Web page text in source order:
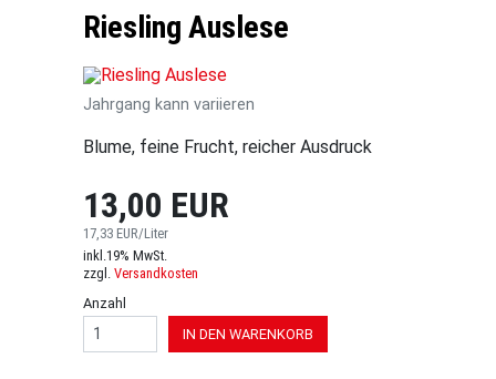
Riesling Auslese
Blume, feine Frucht, reicher Ausdruck
13,00 EUR
17,33 EUR/Liter
inkl.19% MwSt.
zzgl. Versandkosten
Anzahl
IN DEN WARENKORB
Jahrgang kann variieren